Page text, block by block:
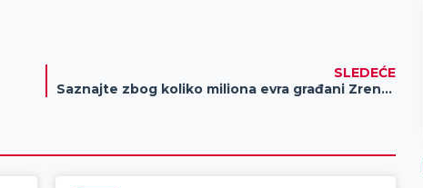
SLEDEĆE
Saznajte zbog koliko miliona evra građani Zrenjanina nisu mogli da dobiju čistu vodu u predviđenom roku